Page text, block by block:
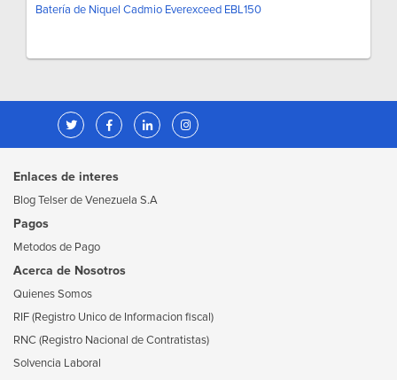
Batería de Niquel Cadmio Everexceed EBL150
Enlaces de interes
Blog Telser de Venezuela S.A
Pagos
Metodos de Pago
Acerca de Nosotros
Quienes Somos
RIF (Registro Unico de Informacion fiscal)
RNC (Registro Nacional de Contratistas)
Solvencia Laboral